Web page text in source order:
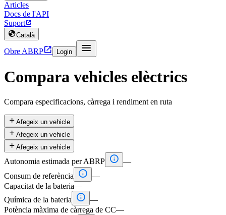
Articles
Docs de l'API
Suport
Català
Obre ABRP Login 
Compara vehicles elèctrics
Compara especificacions, càrrega i rendiment en ruta
 Afegeix un vehicle
 Afegeix un vehicle
 Afegeix un vehicle
Autonomia estimada per ABRP  —
Consum de referència
 —
Capacitat de la bateria—
Química de la bateria
 —
Potència màxima de càrrega de CC—